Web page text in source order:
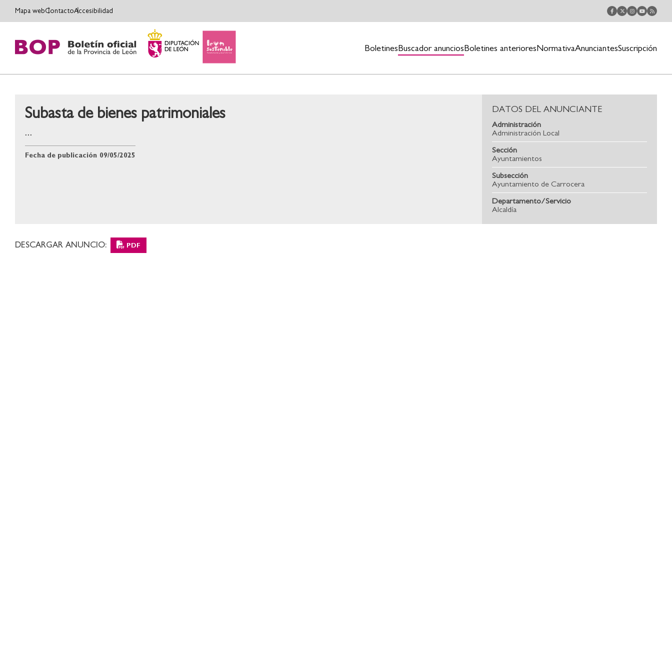
Mapa webContactoAccesibilidad
Boletines Buscador anuncios Boletines anteriores NormativaAnunciantesSuscripción
Subasta de bienes patrimoniales
...
Fecha de publicación 09/05/2025
DATOS DEL ANUNCIANTE
Administración
Administración Local
Sección
Ayuntamientos
Subsección
Ayuntamiento de Carrocera
Departamento/Servicio
Alcaldía
DESCARGAR ANUNCIO: PDF